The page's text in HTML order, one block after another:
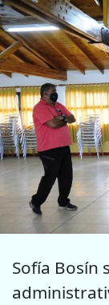
Sofía Bosín